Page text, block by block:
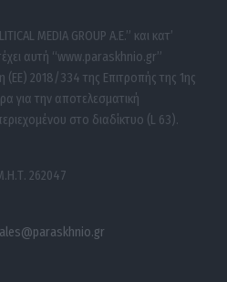
MEDIA GROUP A.E.” και κατ’
αυτή “www.paraskhnio.gr”
2018/334 της Επιτροπής της 1ης
για την αποτελεσματική
στο διαδίκτυο (L 63).
262047